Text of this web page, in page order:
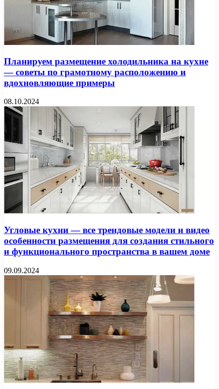
Планируем размещение холодильника на кухне
— советы по грамотному расположению и
вдохновляющие примеры
08.10.2024
Угловые кухни — все трендовые модели и видео
особенности размещения для создания стильного
и функционального пространства в вашем доме
09.09.2024